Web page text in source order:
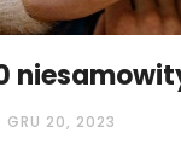
GRU 20, 2023